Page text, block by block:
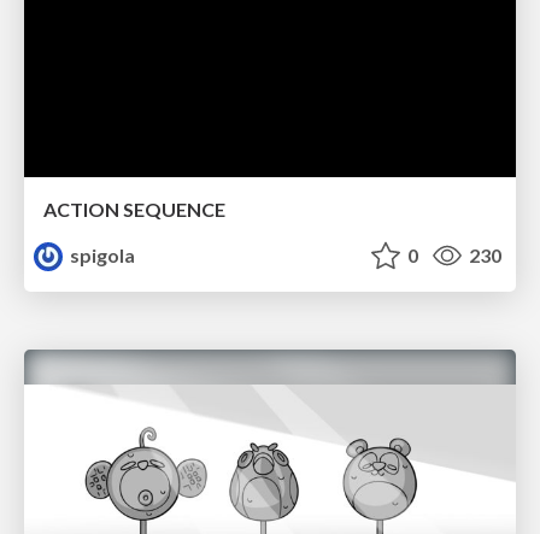
ACTION SEQUENCE
spigola
0 230